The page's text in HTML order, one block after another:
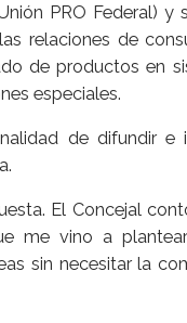
PRO Federal) y
relaciones de
de productos en
especiales.
de difundir e
El Concejal
me vino a
sin necesitar la